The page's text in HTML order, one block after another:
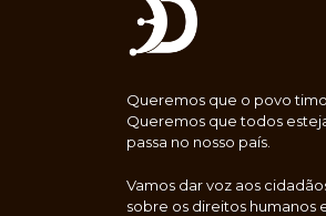
Queremos que o povo
Queremos que todos
passa no nosso país.
Vamos dar voz aos
sobre os direitos humanos